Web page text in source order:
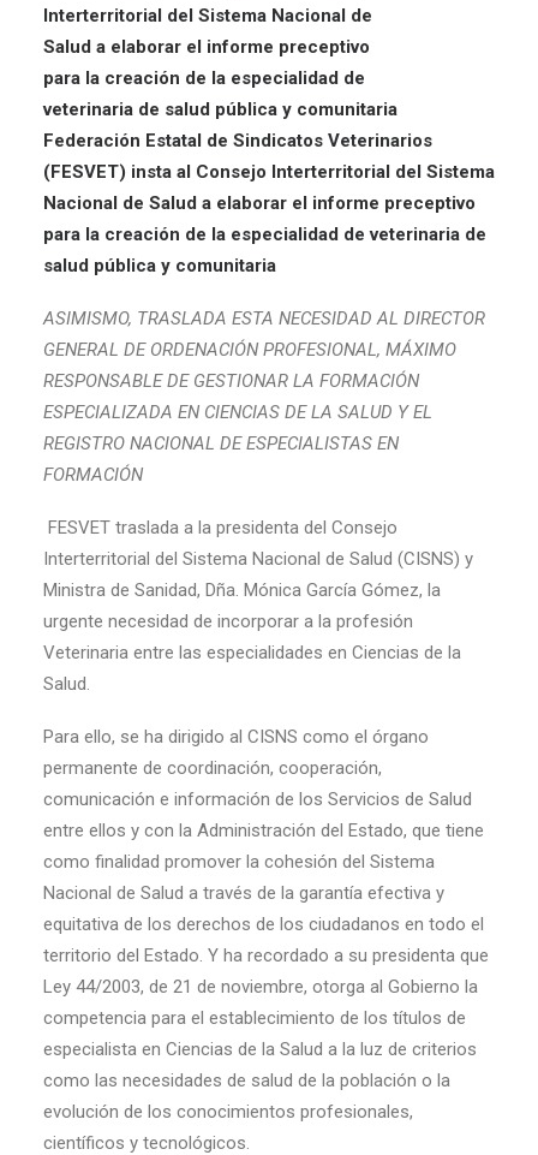
Federación Estatal de Sindicatos Veterinarios
(FESVET) insta al Consejo Interterritorial del Sistema
Nacional de Salud a elaborar el informe preceptivo
para la creación de la especialidad de veterinaria de
salud pública y comunitaria
ASIMISMO, TRASLADA ESTA NECESIDAD AL DIRECTOR
GENERAL DE ORDENACIÓN PROFESIONAL, MÁXIMO
RESPONSABLE DE GESTIONAR LA FORMACIÓN
ESPECIALIZADA EN CIENCIAS DE LA SALUD Y EL
REGISTRO NACIONAL DE ESPECIALISTAS EN
FORMACIÓN
FESVET traslada a la presidenta del Consejo
Interterritorial del Sistema Nacional de Salud (CISNS) y
Ministra de Sanidad, Dña. Mónica García Gómez, la
urgente necesidad de incorporar a la profesión
Veterinaria entre las especialidades en Ciencias de la
Salud.
Para ello, se ha dirigido al CISNS como el órgano
permanente de coordinación, cooperación,
comunicación e información de los Servicios de Salud
entre ellos y con la Administración del Estado, que tiene
como finalidad promover la cohesión del Sistema
Nacional de Salud a través de la garantía efectiva y
equitativa de los derechos de los ciudadanos en todo el
territorio del Estado. Y ha recordado a su presidenta que
Ley 44/2003, de 21 de noviembre, otorga al Gobierno la
competencia para el establecimiento de los títulos de
especialista en Ciencias de la Salud a la luz de criterios
como las necesidades de salud de la población o la
evolución de los conocimientos profesionales,
científicos y tecnológicos.